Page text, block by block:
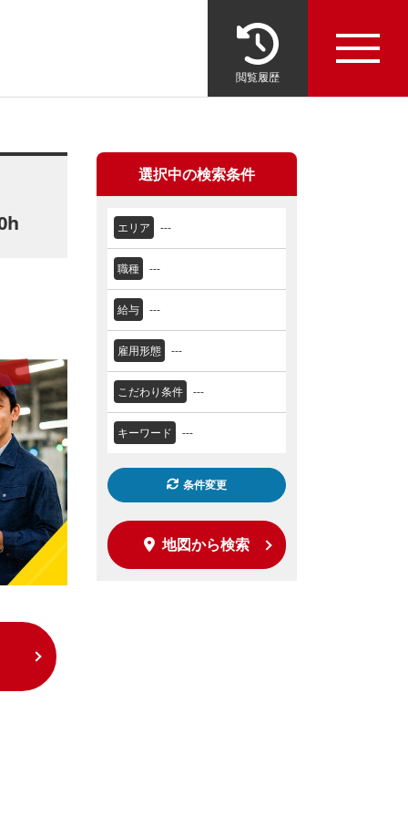
閲覧履歴
選択中の検索条件
エリア ---
職種 ---
給与 ---
雇用形態 ---
こだわり条件 ---
キーワード ---
条件変更
地図から検索